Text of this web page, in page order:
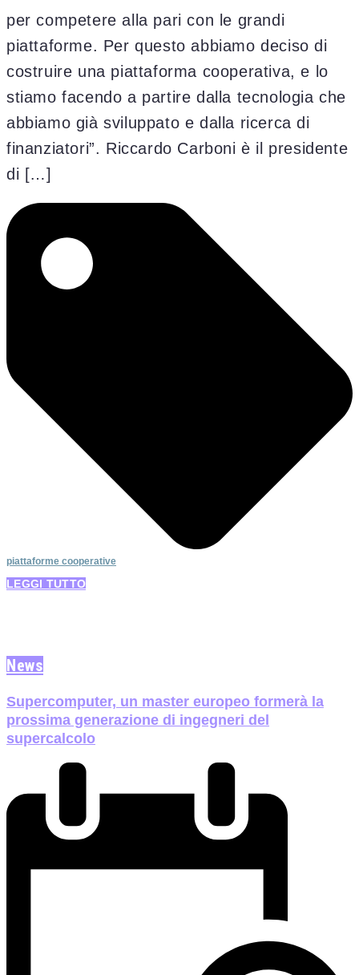
per competere alla pari con le grandi
piattaforme. Per questo abbiamo deciso di
costruire una piattaforma cooperativa, e lo
stiamo facendo a partire dalla tecnologia che
abbiamo già sviluppato e dalla ricerca di
finanziatori”. Riccardo Carboni è il presidente
di […]
piattaforme cooperative
LEGGI TUTTO
News
Supercomputer, un master europeo formerà la
prossima generazione di ingegneri del
supercalcolo